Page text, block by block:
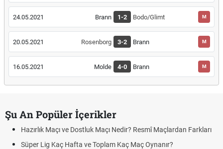
24.05.2021 Brann 1-2 Bodo/Glimt M
20.05.2021 Rosenborg 3-2 Brann M
16.05.2021 Molde 4-0 Brann M
Şu An Popüler İçerikler
Hazırlık Maçı ve Dostluk Maçı Nedir? Resmî Maçlardan Farkları
Süper Lig Kaç Hafta ve Toplam Kaç Maç Oynanır?